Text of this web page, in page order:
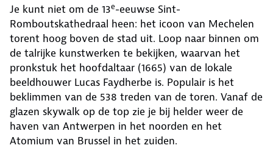
Je kunt niet om de 13e-eeuwse Sint-
Romboutskathedraal heen: het icoon van Mechelen
torent hoog boven de stad uit. Loop naar binnen om
de talrijke kunstwerken te bekijken, waarvan het
pronkstuk het hoofdaltaar (1665) van de lokale
beeldhouwer Lucas Faydherbe is. Populair is het
beklimmen van de 538 treden van de toren. Vanaf de
glazen skywalk op de top zie je bij helder weer de
haven van Antwerpen in het noorden en het
Atomium van Brussel in het zuiden.